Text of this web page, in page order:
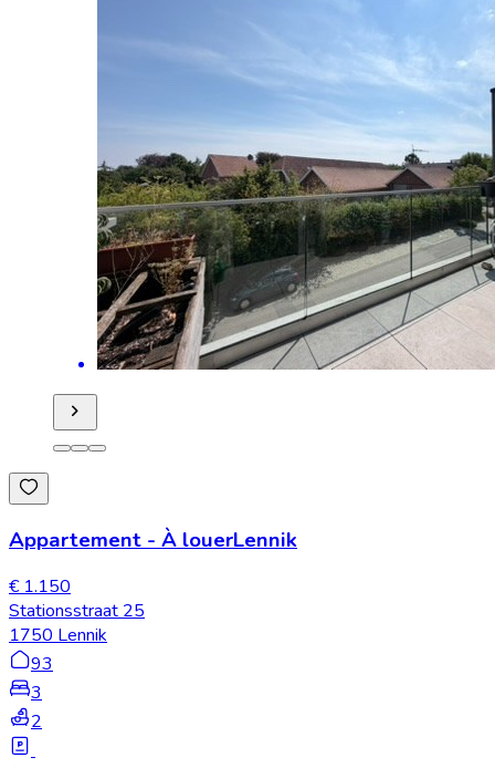
Appartement - À louerLennik
€ 1.150
Stationsstraat 25
1750 Lennik
93
3
2